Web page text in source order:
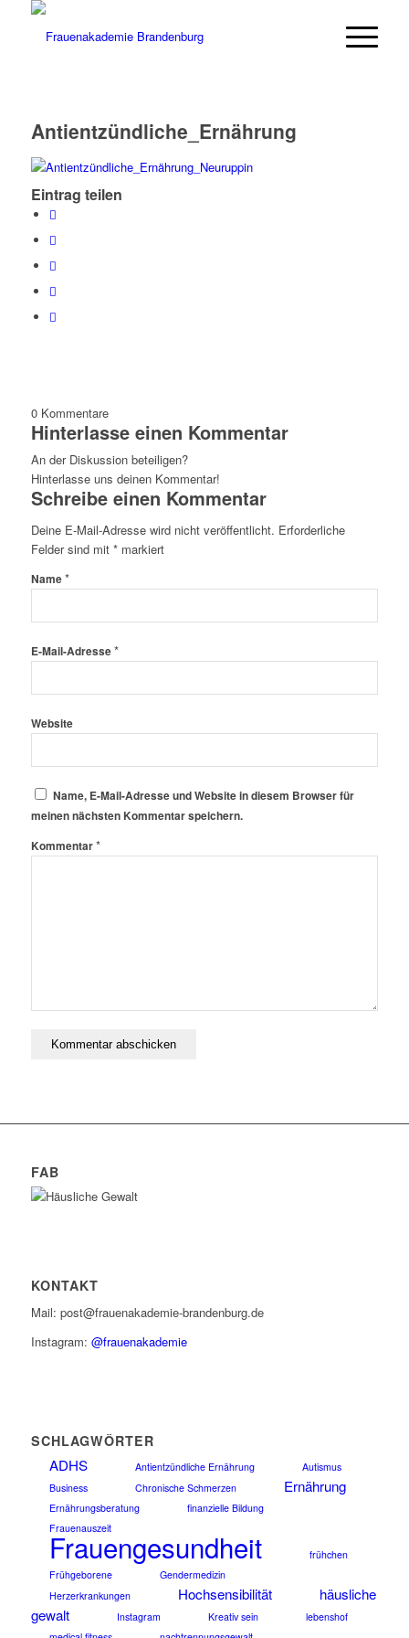
Antientzündliche_Ernährung
Eintrag teilen
0 Kommentare
Hinterlasse einen Kommentar
An der Diskussion beteiligen?
Hinterlasse uns deinen Kommentar!
Schreibe einen Kommentar
Deine E-Mail-Adresse wird nicht veröffentlicht. Erforderliche
Felder sind mit *markiert
Name*
E-Mail-Adresse*
Website
Name, E-Mail-Adresse und Website in diesem Browser für
meinen nächsten Kommentar speichern.
Kommentar*
FAB
KONTAKT
Mail: post@frauenakademie-brandenburg.de
Instagram: @frauenakademie
SCHLAGWÖRTER
ADHS Antientzündliche Ernährung
Autismus
Business
Chronische Schmerzen Ernährung
Ernährungsberatung
finanzielle Bildung
Frauenauszeit
Frauengesundheit
frühchen
Frühgeborene
Gendermedizin
Herzerkrankungen
Hochsensibilität
häusliche
gewalt
Instagram Kreativ sein
lebenshof